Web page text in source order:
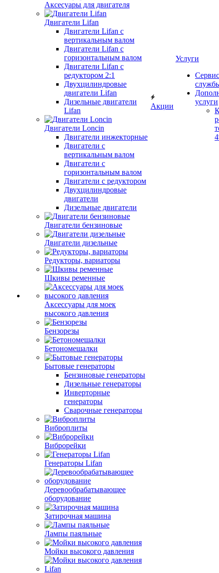
Аксесуары для двигателя
Двигатели Lifan
Двигатели Lifan с
вертикальным валом
Двигатели Lifan с
горизонтальным валом
Двигатели Lifan с
редуктором 2:1
Двухцилиндровые
двигатели Lifan
Дизельные двигатели
Lifan
Двигатели Loncin
Двигатели инжекторные
Двигатели с
вертикальным валом
Двигатели с
горизонтальным валом
Двигатели с редуктором
Двухцилиндровые
двигатели
Дизельные двигатели
Двигатели бензиновые
Двигатели дизельные
Редукторы, вариаторы
Шкивы ременные
Аксессуары для моек
высокого давления
Бензорезы
Бетономешалки
Бытовые генераторы
Бензиновые генераторы
Дизельные генераторы
Инверторные
генераторы
Сварочные генераторы
Виброплиты
Виброрейки
Генераторы Lifan
Деревообрабатывающее
оборудование
Затирочная машина
Лампы паяльные
Мойки высокого давления
Акции
Услуги
услуги